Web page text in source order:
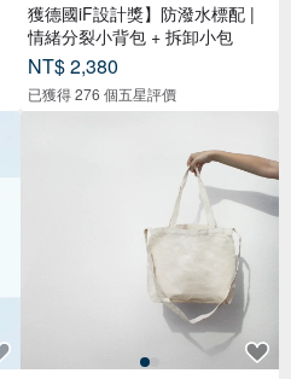
獲德國iF設計獎】防潑水標配 |
情緒分裂小背包 + 拆卸小包
NT$ 2,380
已獲得 276 個五星評價